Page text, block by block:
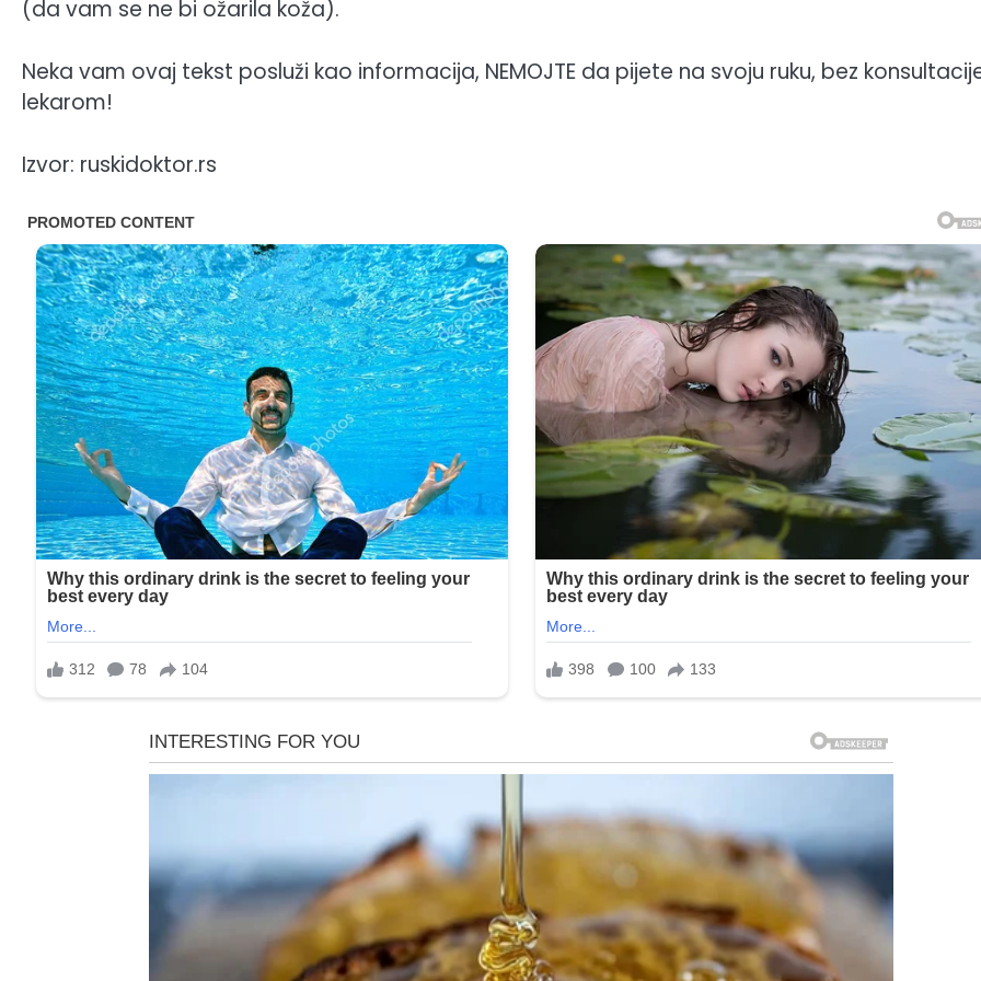
(da vam se ne bi ožarila koža).
Neka vam ovaj tekst posluži kao informacija, NEMOJTE da pijete na svoju ruku, bez
lekarom!
Izvor: ruskidoktor.rs